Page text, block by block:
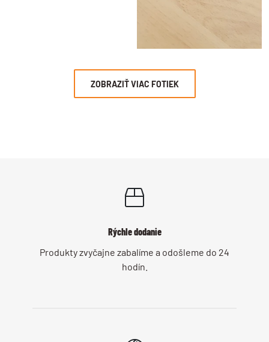
ZOBRAZIŤ VIAC FOTIEK
Rýchle dodanie
Produkty zvyčajne zabalíme a odošleme do 24
hodín.